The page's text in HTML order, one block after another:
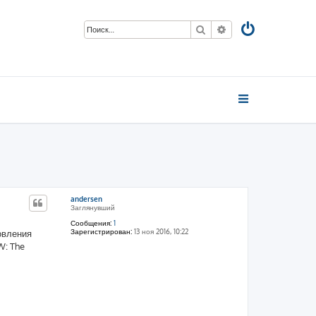
Поиск Расширенный
andersen
Заглянувший
Сообщения: 1
Зарегистрирован: 13 ноя 2016, 10:22
The